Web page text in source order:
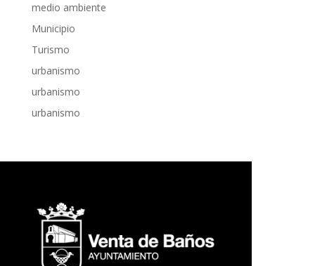
medio ambiente
Municipio
Turismo
urbanismo
urbanismo
urbanismo